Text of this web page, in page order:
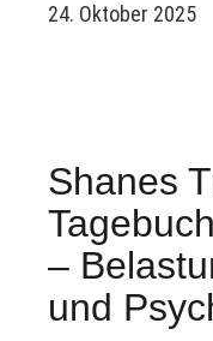
24. Oktober 2025
Shanes
–
und